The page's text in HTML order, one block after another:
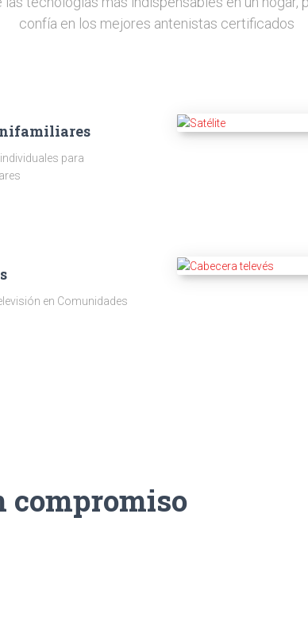
confía en los mejores antenistas certificados
para
en Comunidades
compromiso